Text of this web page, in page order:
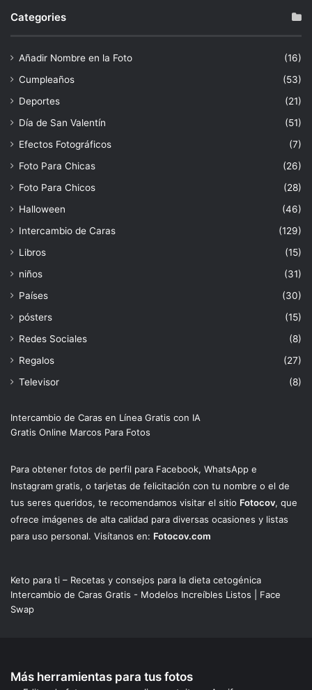
Categories
Añadir Nombre en la Foto
(16)
Cumpleaños
(53)
Deportes
(21)
Día de San Valentín
(51)
Efectos Fotográficos
(7)
Foto Para Chicas
(26)
Foto Para Chicos
(28)
Halloween
(46)
Intercambio de Caras
(129)
Libros
(15)
niños
(31)
Países
(30)
pósters
(15)
Redes Sociales
(8)
Regalos
(27)
Televisor
(8)
Intercambio de Caras en Línea Gratis con IA
Gratis Online Marcos Para Fotos
Para obtener fotos de perfil para Facebook, WhatsApp e
Instagram gratis, o tarjetas de felicitación con tu nombre o el de
tus seres queridos, te recomendamos visitar el sitio Fotocov, que
ofrece imágenes de alta calidad para diversas ocasiones y listas
para uso personal. Visítanos en: Fotocov.com
Keto para ti – Recetas y consejos para la dieta cetogénica
Intercambio de Caras Gratis - Modelos Increíbles Listos | Face
Swap
Más herramientas para tus fotos